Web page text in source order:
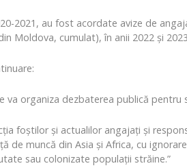
2021, au fost acordate avize de
Moldova, cumulat), în anii 2022 și
va organiza dezbaterea publică
foștilor și actualilor angajați și
de muncă din Asia și Africa, cu
sau colonizate populații străine.”